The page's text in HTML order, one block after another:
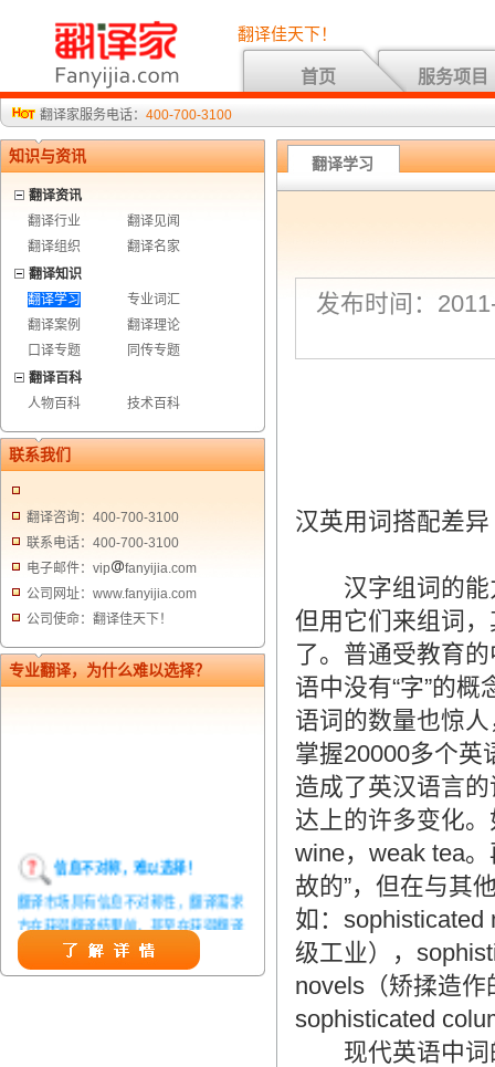
翻译佳天下！
首页 服务项目
翻译家服务电话： 400-700-3100
知识与资讯
翻译资讯
翻译行业
翻译见闻
翻译组织
翻译名家
翻译知识
翻译学习
专业词汇
翻译案例
翻译理论
口译专题
同传专题
翻译百科
人物百科
技术百科
联系我们
翻译咨询：400-700-3100
联系电话：400-700-3100
电子邮件：vip
fanyijia.com
公司网址：www.fanyijia.com
公司使命：翻译佳天下！
专业翻译，为什么难以选择？
信息不对称，难以选择！
翻译市场具有信息不对称性，翻译需求
方在获得翻译结果前，甚至在获得翻译
结果后，都无法准确判定翻译质量。从
而给劣质翻译者提供了一定生存条件，
翻译学习
发布时间：
汉英用词搭配差
汉字组词的能
但用它们来组词
了。普通受教育
语中没有“字”的概
语词的数量也惊
掌握20000多个英
造成了英汉语言
达上的许多变化。
wine，weak tea
故的”，但在与其
如：sophisticated
级工业），
novels（矫揉造
sophisticated
现代英语中词